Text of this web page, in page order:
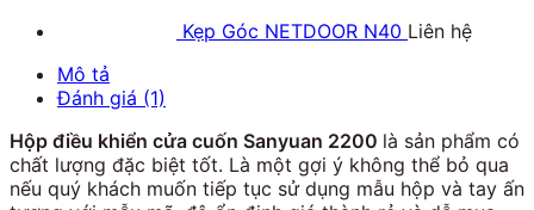
Kẹp Góc NETDOOR N40 Liên hệ
Mô tả
Đánh giá (1)
Hộp điều khiển cửa cuốn Sanyuan 2200 là sản phẩm có
chất lượng đặc biệt tốt. Là một gợi ý không thể bỏ qua
nếu quý khách muốn tiếp tục sử dụng mẫu hộp và tay ấn